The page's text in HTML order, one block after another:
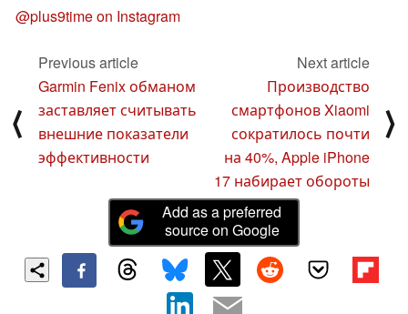
@plus9time on Instagram
⟨
Previous article
Garmin Fenix обманом
заставляет считывать
внешние показатели
эффективности
Next article
Производство
смартфонов Xiaomi
сократилось почти
на 40%, Apple iPhone
17 набирает обороты
⟩
Add as a preferred
source on Google